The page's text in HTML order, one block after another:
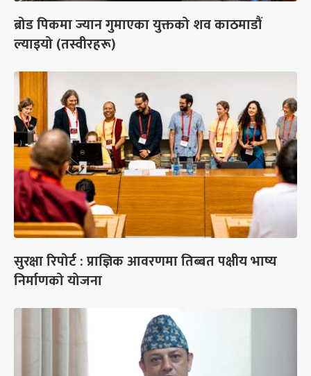
ब्रोड पिकमा ज्यान गुमाएका युक्तको शव काठमाडौं
ल्याइयो (तस्वीरहरू)
सुरक्षा रिपोर्ट : प्राज्ञिक आवरणमा तिब्बत पक्षीय भाष्य
निर्माणको योजना